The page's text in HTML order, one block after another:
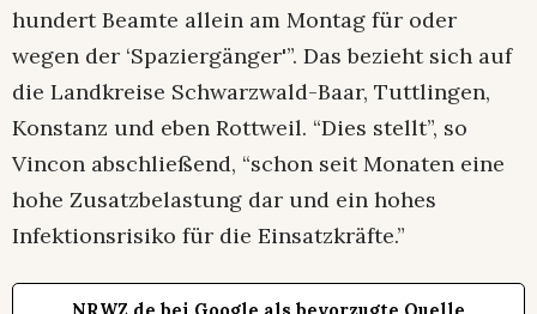
hundert Beamte allein am Montag für oder
wegen der ‘Spaziergänger'”. Das bezieht sich auf
die Landkreise Schwarzwald-Baar, Tuttlingen,
Konstanz und eben Rottweil. “Dies stellt”, so
Vincon abschließend, “schon seit Monaten eine
hohe Zusatzbelastung dar und ein hohes
Infektionsrisiko für die Einsatzkräfte.”